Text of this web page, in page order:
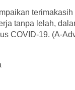
terimakasih
tanpa lelah,
COVID-19. (A-